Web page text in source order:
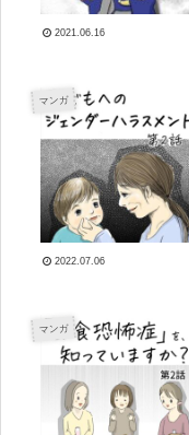
2021.06.16
マンガ
2022.07.06
マンガ